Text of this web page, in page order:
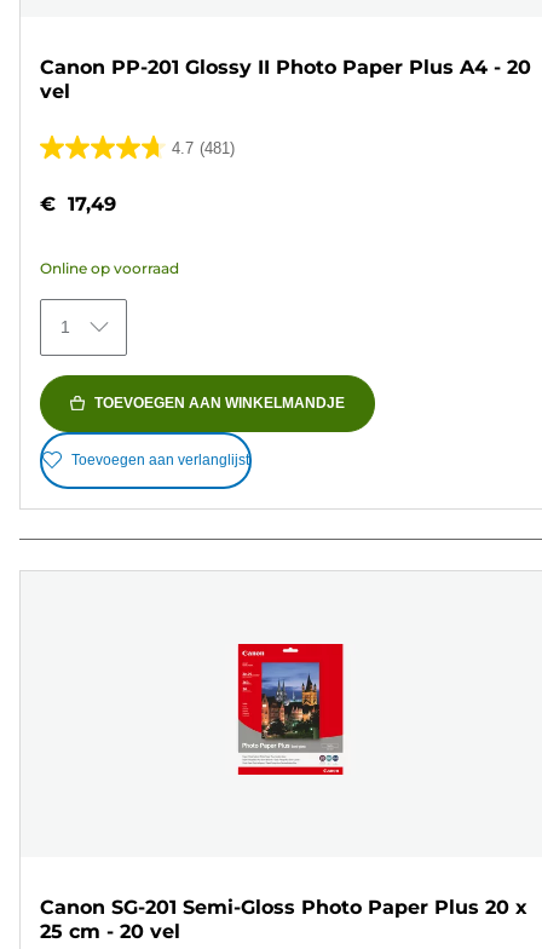
Canon PP-201 Glossy II Photo Paper Plus A4 - 20
vel
4.7 (481)
4.7
de
sterren.
481
beoordelingen
€ 17,49
Online op voorraad
1
TOEVOEGEN AAN WINKELMANDJE
Toevoegen aan verlanglijst
Canon SG-201 Semi-Gloss Photo Paper Plus 20 x
25 cm - 20 vel